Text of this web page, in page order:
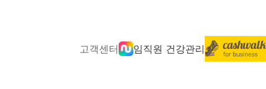
고객센터 임직원 건강관리